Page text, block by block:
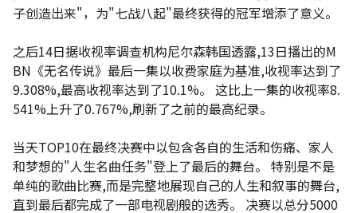
子创造出来"，为"七战八起"最终获得的冠军增添了意义。
之后14日据收视率调查机构尼尔森韩国透露,13日播出的M
BN《无名传说》最后一集以收费家庭为基准,收视率达到了
9.308%,最高收视率达到了10.1%。 这比上一集的收视率8.
541%上升了0.767%,刷新了之前的最高纪录。
当天TOP10在最终决赛中以包含各自的生活和伤痛、家人
和梦想的"人生名曲任务"登上了最后的舞台。 特别是不是
单纯的歌曲比赛,而是完整地展现自己的人生和叙事的舞台,
直到最后都完成了一部电视剧般的选秀。 决赛以总分5000